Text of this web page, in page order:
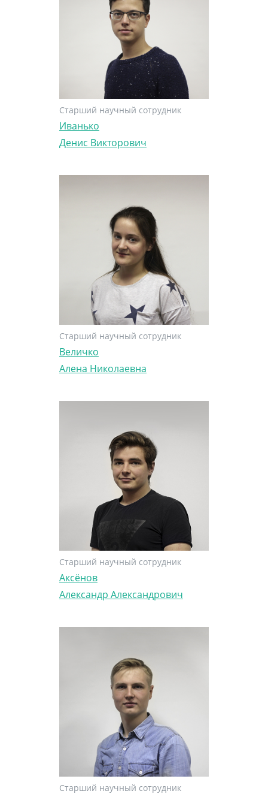
Старший научный сотрудник
Иванько
Денис Викторович
Старший научный сотрудник
Величко
Алена Николаевна
Старший научный сотрудник
Аксёнов
Александр Александрович
Старший научный сотрудник